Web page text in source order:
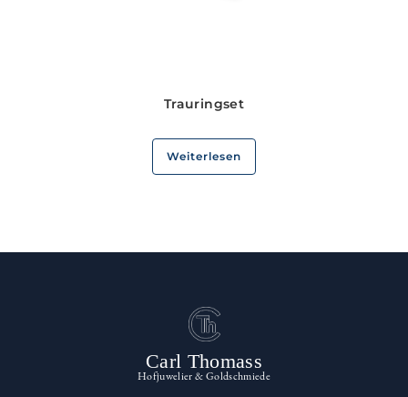
Trauringset
Weiterlesen
Carl Thomass
Hofjuwelier & Goldschmiede